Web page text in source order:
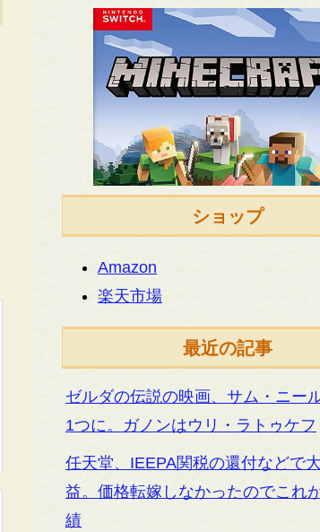
ショップ
Amazon
楽天市場
最近の記事
ゼルダの伝説の映画、サム・ニー
1つに。ガノンはウリ・ラトゥケフ
任天堂、IEEPA関税の還付などで
益。価格転嫁しなかったのでこれ
績